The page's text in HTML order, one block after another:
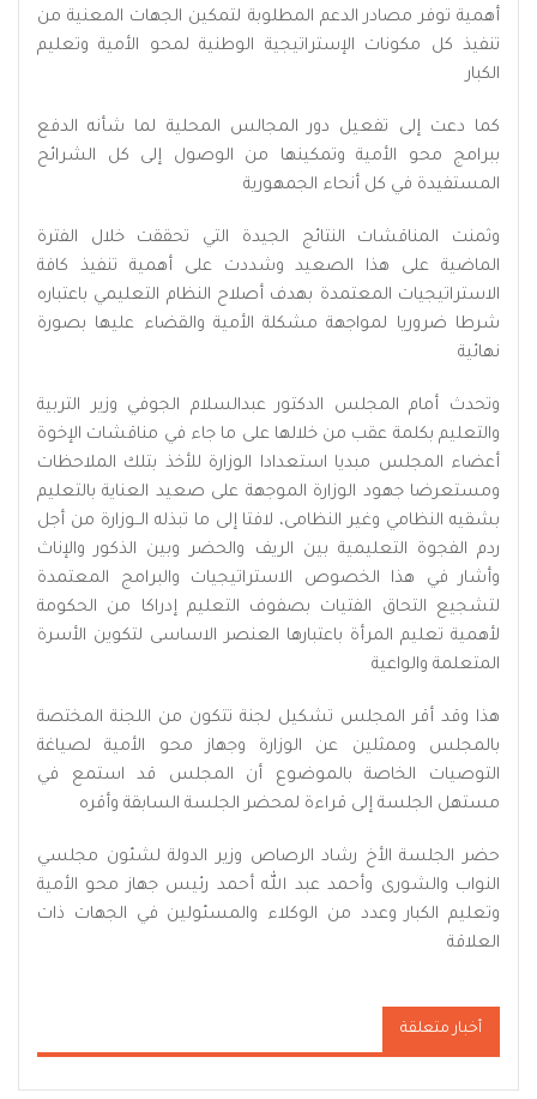
أهمية توفر مصادر الدعم المطلوبة لتمكين الجهات المعنية من
تنفيذ كل مكونات الإستراتيجية الوطنية لمحو الأمية وتعليم
الكبار
كما دعت إلى تفعيل دور المجالس المحلية لما شأنه الدفع
ببرامج محو الأمية وتمكينها من الوصول إلى كل الشرائح
المستفيدة في كل أنحاء الجمهورية
وثمنت المناقشات النتائج الجيدة التي تحققت خلال الفترة
الماضية على هذا الصعيد وشددت على أهمية تنفيذ كافة
الاستراتيجيات المعتمدة بهدف أصلاح النظام التعليمي باعتباره
شرطا ضروريا لمواجهة مشكلة الأمية والقضاء عليها بصورة
نهائية
وتحدث أمام المجلس الدكتور عبدالسلام الجوفي وزير التربية
والتعليم بكلمة عقب من خلالها على ما جاء في مناقشات الإخوة
أعضاء المجلس مبديا استعدادا الوزارة للأخذ بتلك الملاحظات
ومستعرضا جهود الوزارة الموجهة على صعيد العناية بالتعليم
بشقيه النظامي وغير النظامى، لافتا إلى ما تبذله الــوزارة من أجل
ردم الفجوة التعليمية بين الريف والحضر وبين الذكور والإناث
وأشار في هذا الخصوص الاستراتيجيات والبرامج المعتمدة
لتشجيع التحاق الفتيات بصفوف التعليم إدراكا من الحكومة
لأهمية تعليم المرأة باعتبارها العنصر الاساسى لتكوين الأسرة
المتعلمة والواعية
هذا وقد أقر المجلس تشكيل لجنة تتكون من اللجنة المختصة
بالمجلس وممثلين عن الوزارة وجهاز محو الأمية لصياغة
التوصيات الخاصة بالموضوع أن المجلس قد استمع في
مستهل الجلسة إلى قراءة لمحضر الجلسة السابقة وأقره
حضر الجلسة الأخ رشاد الرصاص وزير الدولة لشئون مجلسي
النواب والشورى وأحمد عبد الله أحمد رئيس جهاز محو الأمية
وتعليم الكبار وعدد من الوكلاء والمسئولين في الجهات ذات
العلاقة
أخبار متعلقة